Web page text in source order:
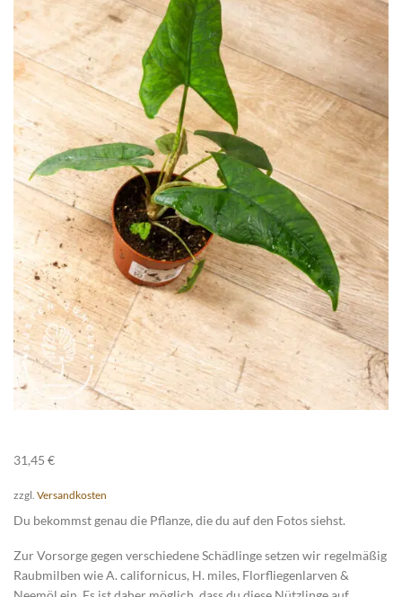
31,45 €
zzgl. Versandkosten
Du bekommst genau die Pflanze, die du auf den Fotos siehst.
Zur Vorsorge gegen verschiedene Schädlinge setzen wir regelmäßig
Raubmilben wie A. californicus, H. miles, Florfliegenlarven &